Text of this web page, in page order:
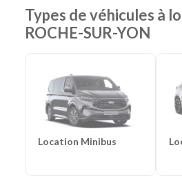
Monospaces et Minibus
-
Catégories d'utilitaires :
Frigorifiques-Véhicules de
Types de véhicules à
ROCHE-SUR-YON
Location Minibus